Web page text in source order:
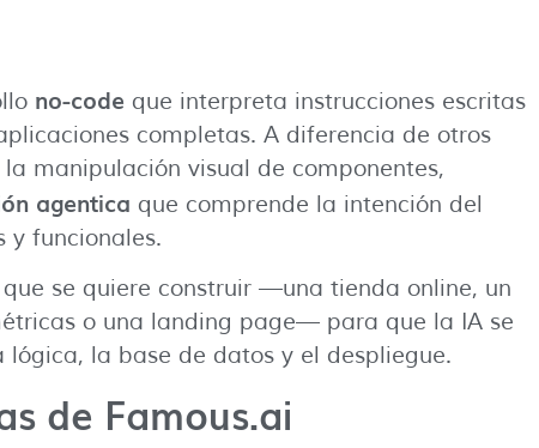
no-code que interpreta instrucciones escritas
completas. A diferencia de otros
manipulación visual de componentes,
agentica que comprende la intención del
y funcionales.
se quiere construir —una tienda online, un
o una landing page— para que la IA se
la base de datos y el despliegue.
de Famous.ai